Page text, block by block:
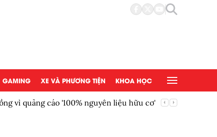
GAMING XE VÀ PHƯƠNG TIỆN KHOA HỌC
vì quảng cáo '100% nguyên liệu hữu cơ'